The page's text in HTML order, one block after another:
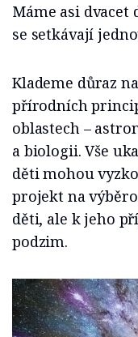
Máme asi dvacet
se setkávají
Klademe důraz
přírodních
oblastech –
a biologii. Vše
děti mohou
projekt na
děti, ale k jeho
podzim.